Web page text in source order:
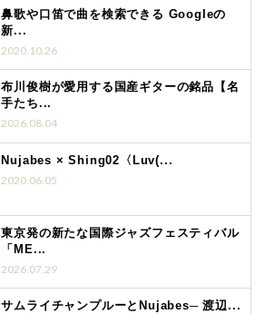
鼻歌や口笛で曲を検索できる Googleの
新...
2020.10.26
布川俊樹が愛用する国産ギターの銘品【名
手たち...
2026.08.04
Nujabes × Shing02〈Luv(...
2020.06.05
東京発の新たな国際ジャズフェスティバル
「ME...
2026.07.29
サムライチャンプルーとNujabes─ 渡辺...